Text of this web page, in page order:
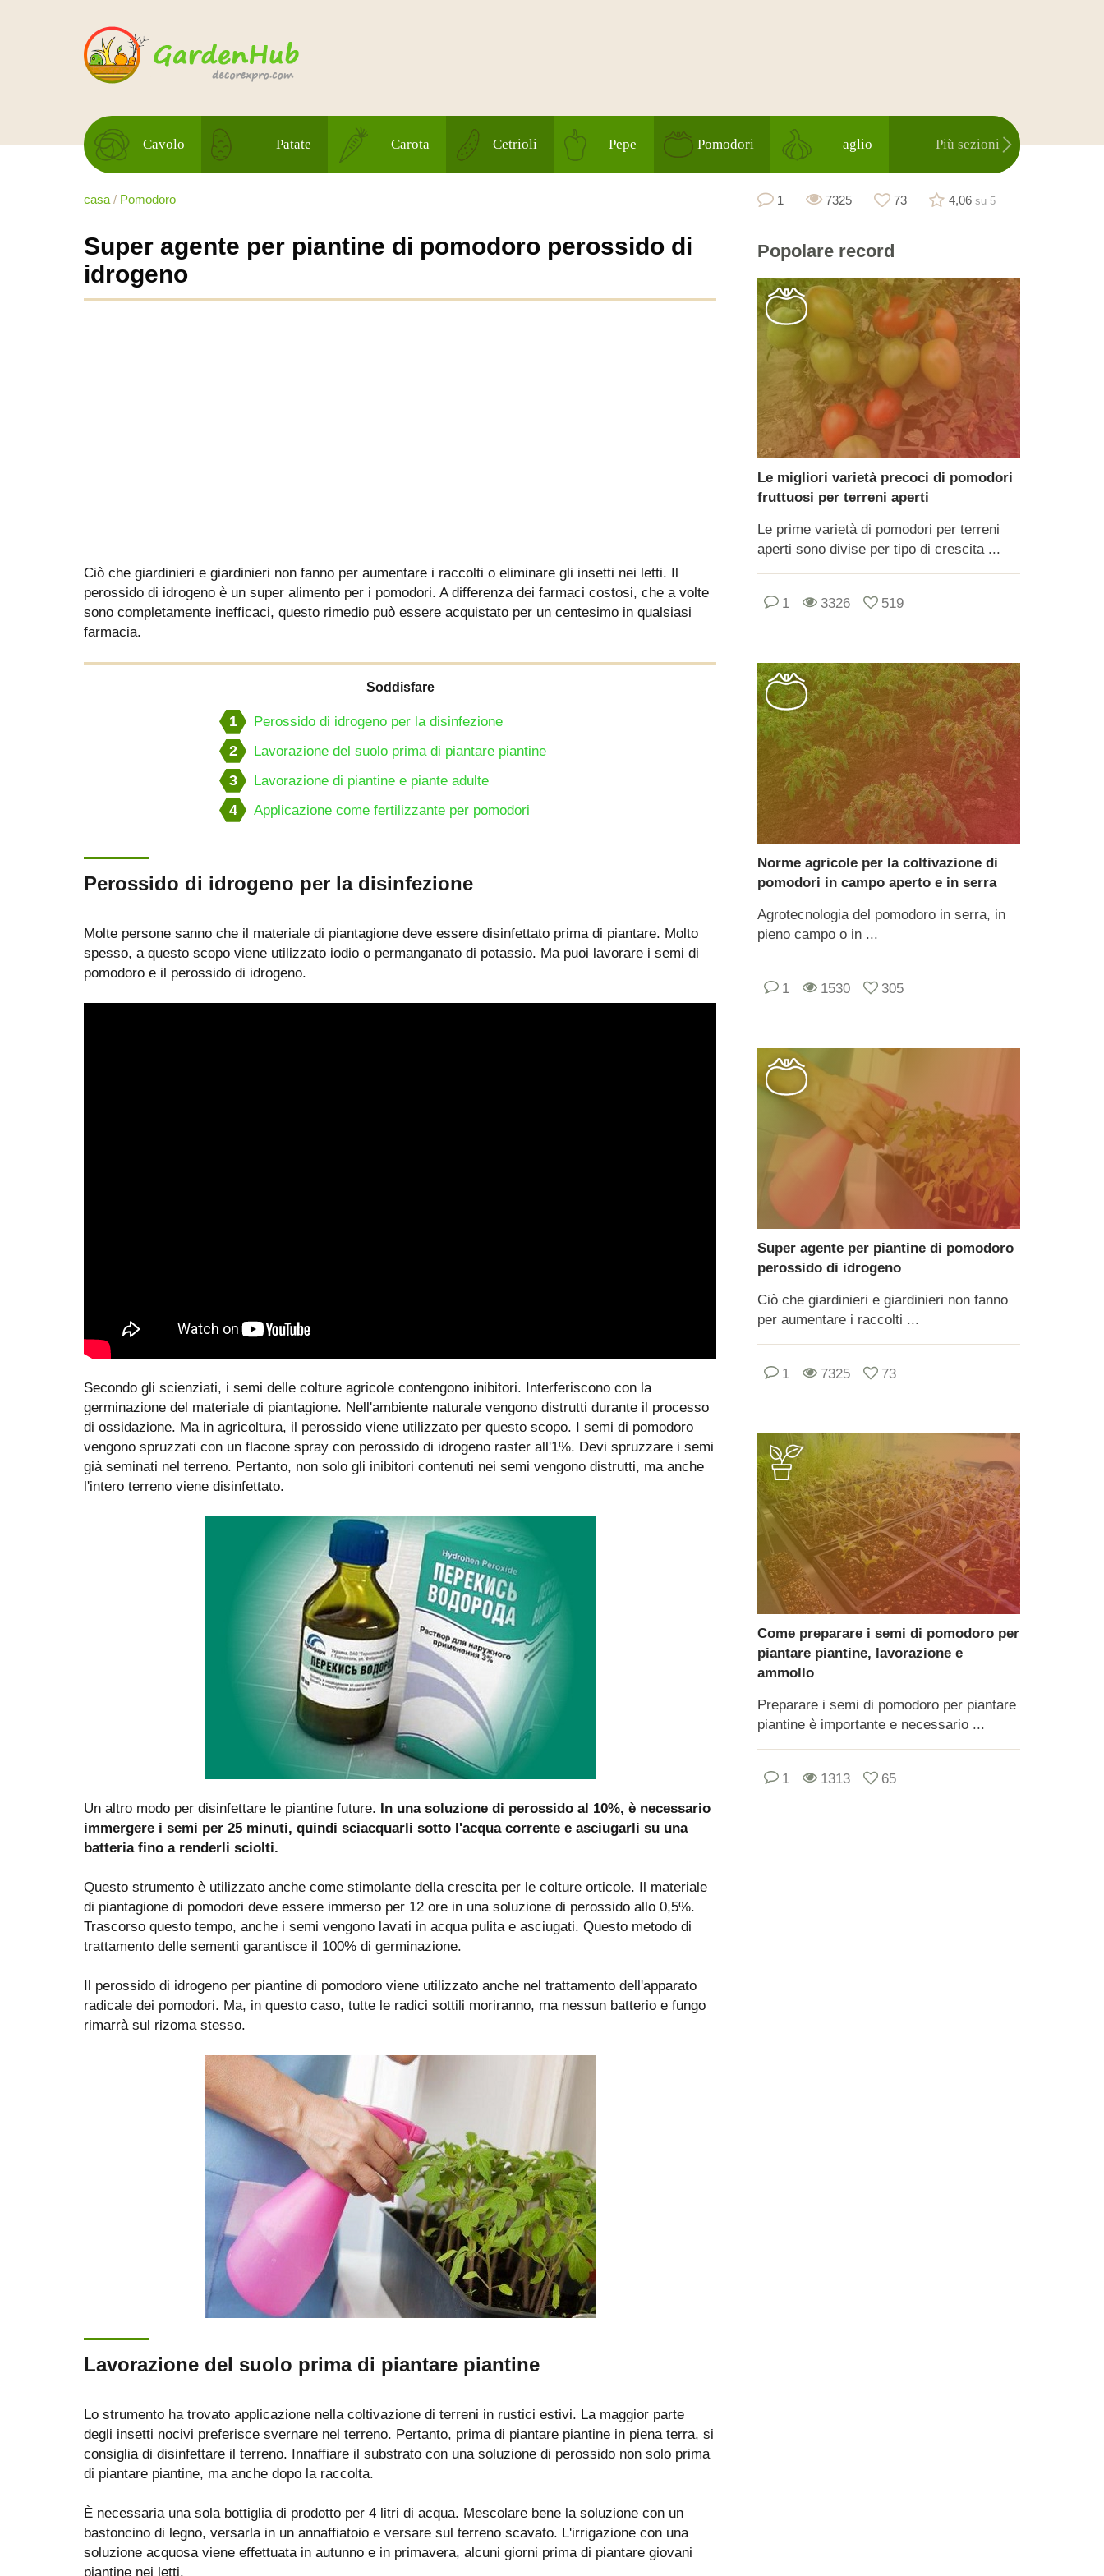
Cavolo Patate Carota Cetrioli Pepe Pomodori aglio Più sezioni
casa / Pomodoro
Super agente per piantine di pomodoro perossido di
idrogeno
Ciò che giardinieri e giardinieri non fanno per aumentare i raccolti o eliminare gli insetti nei letti. Il
perossido di idrogeno è un super alimento per i pomodori. A differenza dei farmaci costosi, che a volte
sono completamente inefficaci, questo rimedio può essere acquistato per un centesimo in qualsiasi
farmacia.
Soddisfare
1 Perossido di idrogeno per la disinfezione
2 Lavorazione del suolo prima di piantare piantine
3 Lavorazione di piantine e piante adulte
4 Applicazione come fertilizzante per pomodori
Perossido di idrogeno per la disinfezione
Molte persone sanno che il materiale di piantagione deve essere disinfettato prima di piantare. Molto
spesso, a questo scopo viene utilizzato iodio o permanganato di potassio. Ma puoi lavorare i semi di
pomodoro e il perossido di idrogeno.
Secondo gli scienziati, i semi delle colture agricole contengono inibitori. Interferiscono con la
germinazione del materiale di piantagione. Nell'ambiente naturale vengono distrutti durante il processo
di ossidazione. Ma in agricoltura, il perossido viene utilizzato per questo scopo. I semi di pomodoro
vengono spruzzati con un flacone spray con perossido di idrogeno raster all'1%. Devi spruzzare i semi
già seminati nel terreno. Pertanto, non solo gli inibitori contenuti nei semi vengono distrutti, ma anche
l'intero terreno viene disinfettato.
Un altro modo per disinfettare le piantine future.
In una soluzione di perossido al 10%, è necessario
immergere i semi per 25 minuti, quindi sciacquarli sotto l'acqua corrente e asciugarli su una
batteria fino a renderli sciolti.
Questo strumento è utilizzato anche come stimolante della crescita per le colture orticole. Il materiale
di piantagione di pomodori deve essere immerso per 12 ore in una soluzione di perossido allo 0,5%.
Trascorso questo tempo, anche i semi vengono lavati in acqua pulita e asciugati. Questo metodo di
trattamento delle sementi garantisce il 100% di germinazione.
Il perossido di idrogeno per piantine di pomodoro viene utilizzato anche nel trattamento dell'apparato
radicale dei pomodori. Ma, in questo caso, tutte le radici sottili moriranno, ma nessun batterio e fungo
rimarrà sul rizoma stesso.
Lavorazione del suolo prima di piantare piantine
Lo strumento ha trovato applicazione nella coltivazione di terreni in rustici estivi. La maggior parte
degli insetti nocivi preferisce svernare nel terreno. Pertanto, prima di piantare piantine in piena terra, si
consiglia di disinfettare il terreno. Innaffiare il substrato con una soluzione di perossido non solo prima
di piantare piantine, ma anche dopo la raccolta.
È necessaria una sola bottiglia di prodotto per 4 litri di acqua. Mescolare bene la soluzione con un
bastoncino di legno, versarla in un annaffiatoio e versare sul terreno scavato. L'irrigazione con una
soluzione acquosa viene effettuata in autunno e in primavera, alcuni giorni prima di piantare giovani
piantine nei letti.
1 7325 73 4,06 su 5
Popolare record
Le migliori varietà precoci di pomodori
fruttuosi per terreni aperti
Le prime varietà di pomodori per terreni
aperti sono divise per tipo di crescita ...
1 3326 519
Norme agricole per la coltivazione di
pomodori in campo aperto e in serra
Agrotecnologia del pomodoro in serra, in
pieno campo o in ...
1 1530 305
Super agente per piantine di pomodoro
perossido di idrogeno
Ciò che giardinieri e giardinieri non fanno
per aumentare i raccolti ...
1 7325 73
Come preparare i semi di pomodoro per
piantare piantine, lavorazione e
ammollo
Preparare i semi di pomodoro per piantare
piantine è importante e necessario ...
1 1313 65